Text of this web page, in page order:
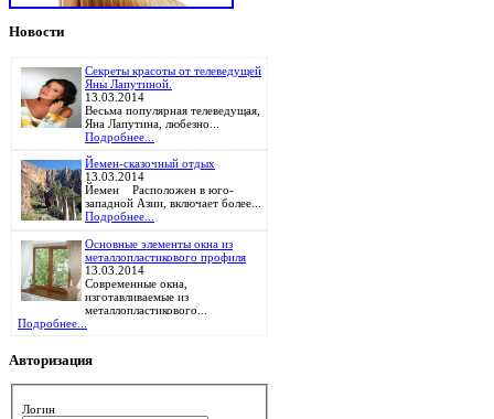
Новости
Секреты красоты от телеведущей
Яны Лапутиной.
13.03.2014
Весьма популярная телеведущая,
Яна Лапутина, любезно...
Подробнее...
Йемен-сказочный отдых
13.03.2014
Йемен Расположен в юго-
западной Азии, включает более...
Подробнее...
Основные элементы окна из
металлопластикового профиля
13.03.2014
Современные окна,
изготавливаемые из
металлопластикового...
Подробнее...
Авторизация
Логин